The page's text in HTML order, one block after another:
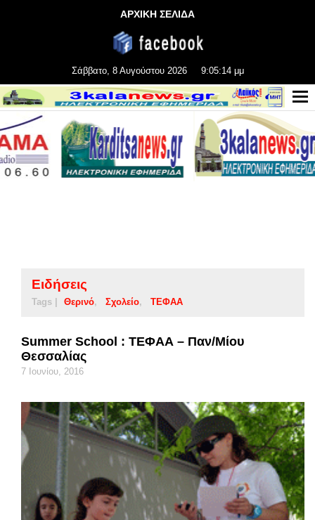
ΑΡΧΙΚΗ ΣΕΛΙΔΑ
Σάββατο, 8 Αυγούστου 2026 9:05:15 μμ
Ειδήσεις
Tags | Θερινό Σχολείο ΤΕΦΑΑ
Summer School : ΤΕΦΑΑ – Παν/μίου
Θεσσαλίας
7 Ιουνίου, 2016